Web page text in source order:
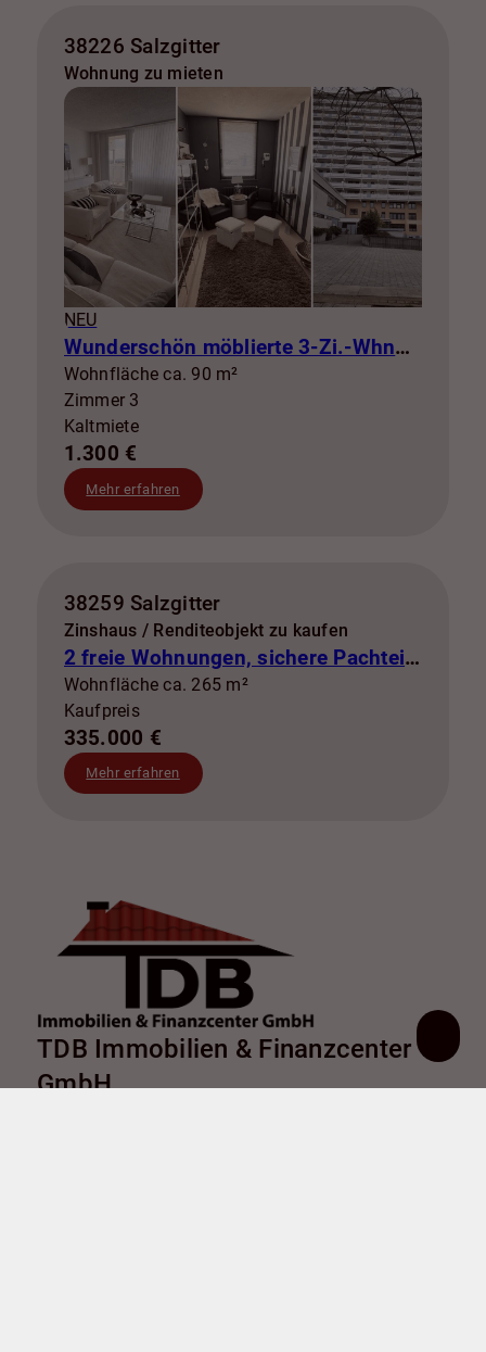
38226 Salzgitter
Wohnung zu mieten
NEU
Wunderschön möblierte 3-Zi.-Whng mit Balkon zur Miete! SZ-Lebenstedt
Wohnfläche ca. 90 m²
Zimmer 3
Kaltmiete
1.300 €
Mehr erfahren
38259 Salzgitter
Zinshaus / Renditeobjekt zu kaufen
2 freie Wohnungen, sichere Pachteinnahmen & eigene Stromerzeugung
Wohnfläche ca. 265 m²
Kaufpreis
335.000 €
Mehr erfahren
TDB Immobilien & Finanzcenter
GmbH